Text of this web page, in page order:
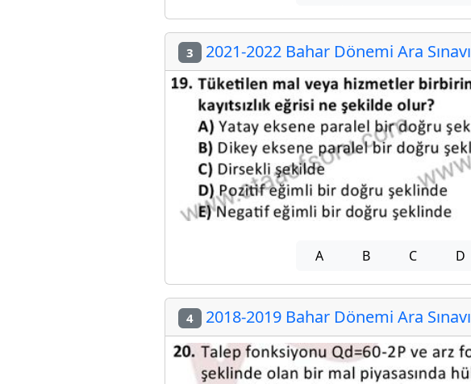
3 2021-2022 Bahar Dönemi Ara Sınavı
A B C D
4 2018-2019 Bahar Dönemi Ara Sınavı